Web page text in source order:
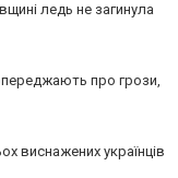
ледь не загинула
про грози,
виснажених українців